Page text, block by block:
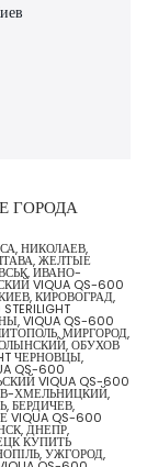
ГОРОДА
НИКОЛАЕВ,
ЖЕЛТЫЕ
ИВАНО-
VIQUA QS-600
КИРОВОГРАД,
VIQUA QS-600
МИРГОРОД,
ОБУХОВ
ЧЕРНОВЦЫ,
QS-600
VIQUA QS-600
ХМЕЛЬНИЦКИЙ,
БЕРДИЧЕВ,
VIQUA QS-600
ДНЕПР,
КУПИТЬ
УЖГОРОД,